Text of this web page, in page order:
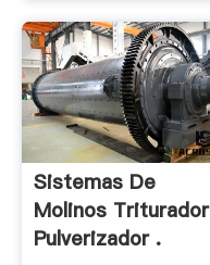
Sistemas De
Molinos Triturador
Pulverizador .